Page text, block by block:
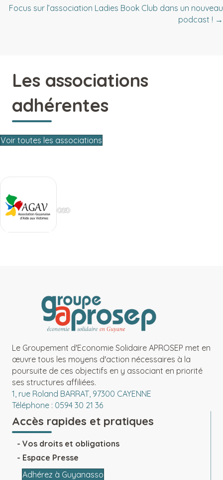
navigation
Focus sur l’association Ladies Book Club dans un nouveau
podcast ! →
Les associations
adhérentes
Voir toutes les associations
Le Groupement d'Economie Solidaire APROSEP met en
œuvre tous les moyens d'action nécessaires à la
poursuite de ces objectifs en y associant en priorité
ses structures affiliées.
1, rue Roland BARRAT, 97300 CAYENNE
Téléphone : 0594 30 21 36
Accès rapides et pratiques
Vos droits et obligations
Espace Presse
Adhérez à Guyanasso